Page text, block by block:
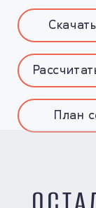
План